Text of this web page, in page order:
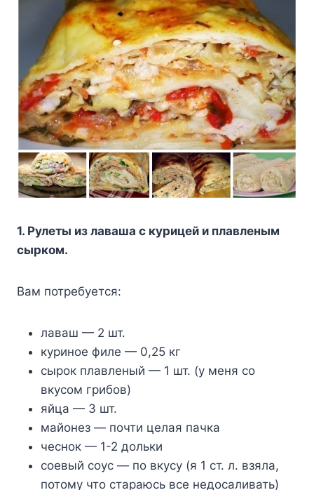
1. Рулеты из лаваша с курицей и плавленым
сырком.
Вам потребуется:
лаваш — 2 шт.
куриное филе — 0,25 кг
сырок плавленый — 1 шт. (у меня со
вкусом грибов)
яйца — 3 шт.
майонез — почти целая пачка
чеснок — 1-2 дольки
соевый соус — по вкусу (я 1 ст. л. взяла,
потому что стараюсь все недосаливать)